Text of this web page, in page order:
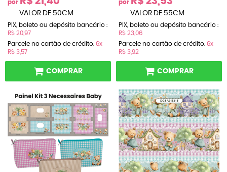
por
VALOR DE 50CM
PIX, boleto ou depósito bancário :
R$ 20,97
Parcele no cartão de crédito: 6x
R$ 3,57
COMPRAR
por
VALOR DE 55CM
PIX, boleto ou depósito bancário :
R$ 23,06
Parcele no cartão de crédito: 6x
R$ 3,92
COMPRAR